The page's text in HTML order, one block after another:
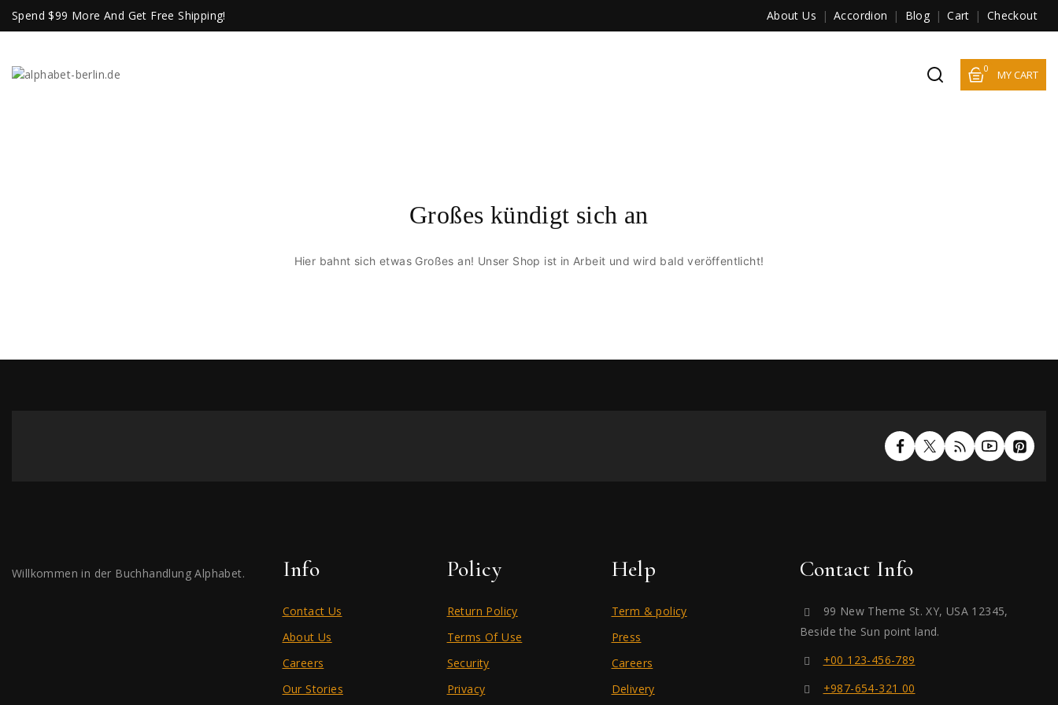
Spend $99 More And Get Free Shipping! About Us Accordion Blog Cart Checkout
0 MY CART
Großes kündigt sich an
Hier bahnt sich etwas Großes an! Unser Shop ist in Arbeit und wird bald veröffentlicht!
Willkommen in der Buchhandlung Alphabet. Info
Contact Us
About Us
Careers
Our Stories
Policy
Return Policy
Terms Of Use
Security
Privacy
Help
Term & policy
Press
Careers
Delivery
Contact Info
99 New Theme St. XY, USA 12345,
Beside the Sun point land.
+00 123-456-789
+987-654-321 00